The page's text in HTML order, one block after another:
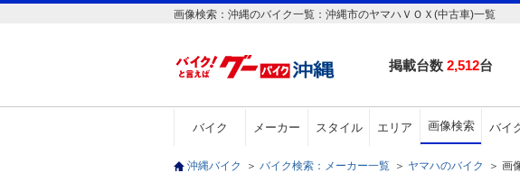
画像検索：沖縄のバイク一覧：沖縄市のヤマハＶＯＸ(中古車)一覧
掲載台数 2,512台
バイク メーカー スタイル エリア 画像検索 バイ
沖縄バイク ＞ バイク検索：メーカー一覧 ＞ ヤマハのバイク ＞ 画